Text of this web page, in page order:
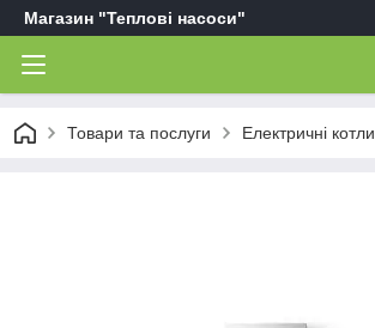
Магазин "Теплові насоси"
Товари та послуги Електричні котли